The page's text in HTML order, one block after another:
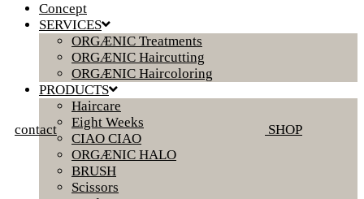
contact SHOP
Concept
SERVICES
ORGÆNIC Treatments
ORGÆNIC Haircutting
ORGÆNIC Haircoloring
PRODUCTS
Haircare
Eight Weeks
CIAO CIAO
ORGÆNIC HALO
BRUSH
Scissors